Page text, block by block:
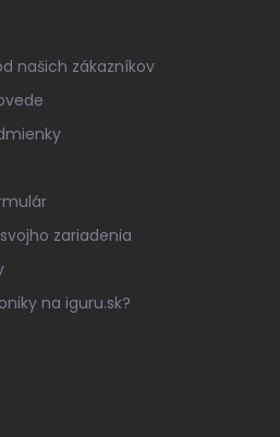
našich zákazníkov
zariadenia
na iguru.sk?